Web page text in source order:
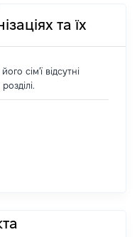
та їх
сім'ї відсутні